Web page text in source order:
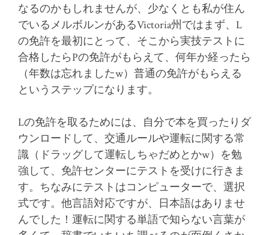
なるのかもしれませんが、少なくとも私が住ん
でいるメルボルンがあるVictoria州ではまず、L
の免許を最初にとって、そこから実技テストに
合格したらPの免許がもらえて、何年か経ったら
（年数は忘れましたw）普通の免許がもらえる
というステップになります。
Lの免許を取るためには、自分で本を買ったりダ
ウンロードして、交通ルールや運転に関する常
識（ドラッグして運転しちゃだめとかw）を勉
強して、免許センターにテストを受けに行きま
す。ちなみにテストはコンピューターで、選択
式です。他言語対応ですが、日本語はありませ
んでした！運転に関する単語で知らない言葉が